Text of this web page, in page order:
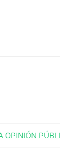
OPINIÓN